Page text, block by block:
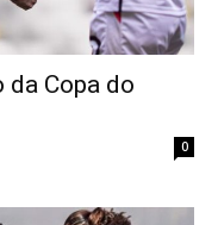
Copa do
0